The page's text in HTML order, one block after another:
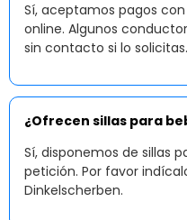
Sí, aceptamos pagos
online. Algunos
sin contacto si lo solicitas.
¿Ofrecen sillas para
Sí, disponemos de sillas
petición. Por favor
Dinkelscherben.